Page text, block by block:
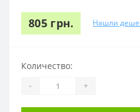
805 грн. Нашли
Количество:
- +